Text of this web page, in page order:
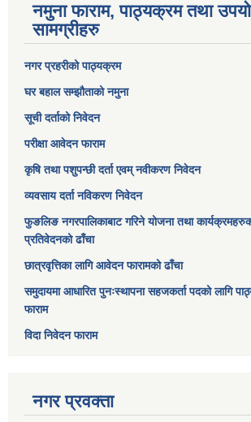
नमुना फाराम, पाठ्यक्रम तथा
सामग्रीहरु
नगर प्रहरीको पाठ्यक्रम
घर बहाल सम्झौताको नमुना
सूची दर्ताको निवेदन
परीक्षा आवेदन फाराम
कृषि तथा पशुपन्छी दर्ता एवम् नवीकरण निवेदन
व्यवसाय दर्ता नविकरण निवेदन
फुङलिङ नगरपालिकाबाट गरिने योजना तथा
प्रतिवेदनको ढाँचा
छात्रवृत्तिका लागि आवेदन फारामको ढाँचा
समुदायमा आधारित पुनःस्थापना सहजकर्ता पदको लागि
फाराम
विदा निवेदन फाराम
नगर प्रवक्ता